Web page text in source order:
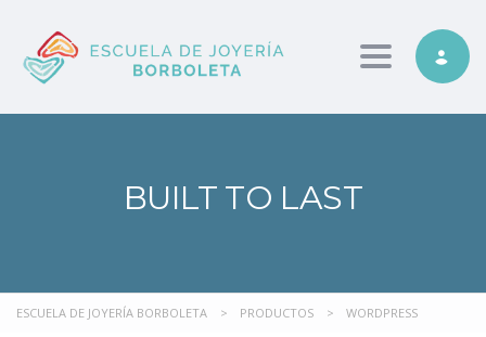
Toggle
BUILT TO LAST
ESCUELA DE JOYERÍA BORBOLETA > PRODUCTOS > WORDPRESS